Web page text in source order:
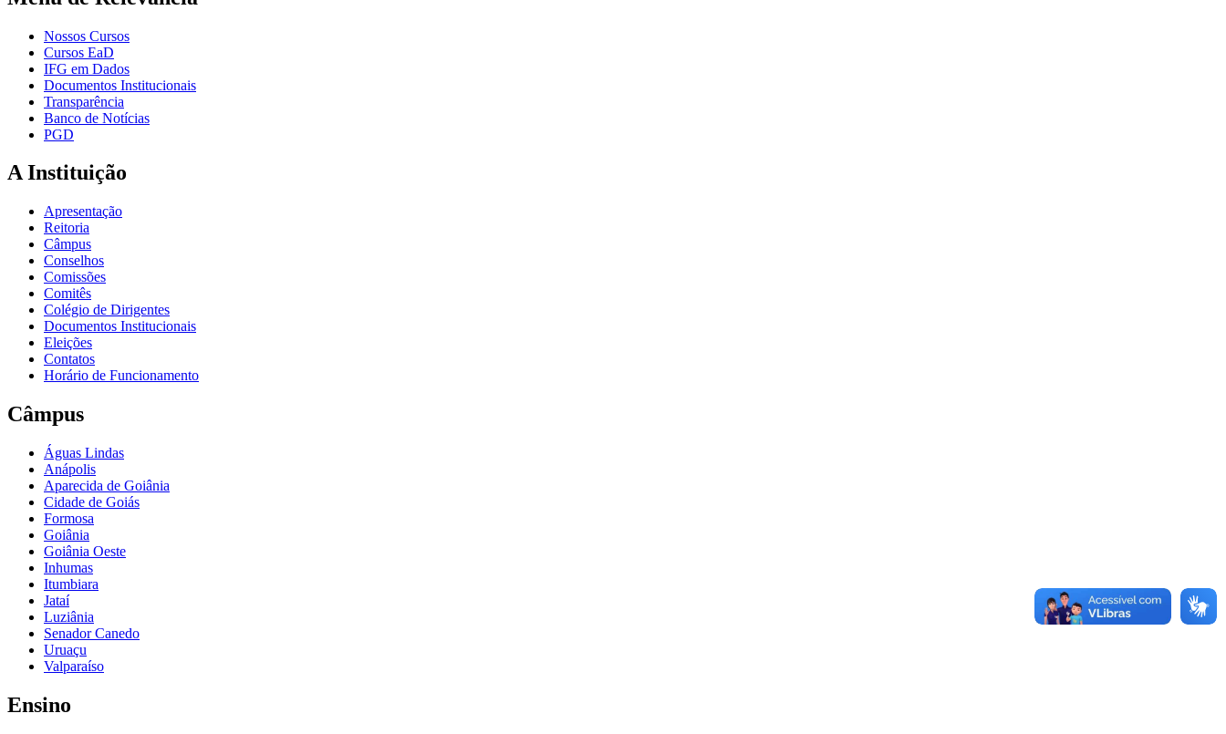
Nossos Cursos
Cursos EaD
IFG em Dados
Documentos Institucionais
Transparência
Banco de Notícias
PGD
A Instituição
Apresentação
Reitoria
Câmpus
Conselhos
Comissões
Comitês
Colégio de Dirigentes
Documentos Institucionais
Eleições
Contatos
Horário de Funcionamento
Câmpus
Águas Lindas
Anápolis
Aparecida de Goiânia
Cidade de Goiás
Formosa
Goiânia
Goiânia Oeste
Inhumas
Itumbiara
Jataí
Luziânia
Senador Canedo
Uruaçu
Valparaíso
Ensino